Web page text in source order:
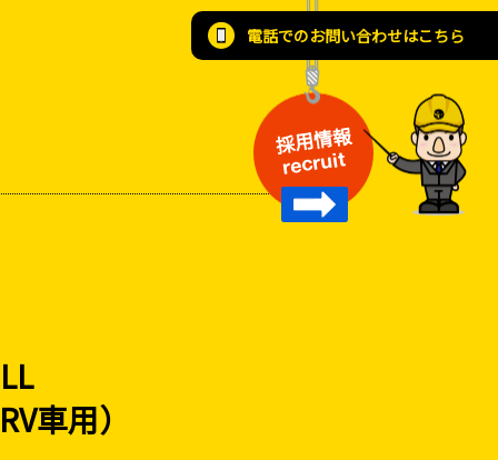
採用情報
recruit
電話でのお問い合わせはこちら
車用）